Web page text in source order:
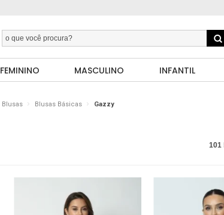
FEMININO MASCULINO INFANTIL
Blusas Blusas Básicas Gazzy
101